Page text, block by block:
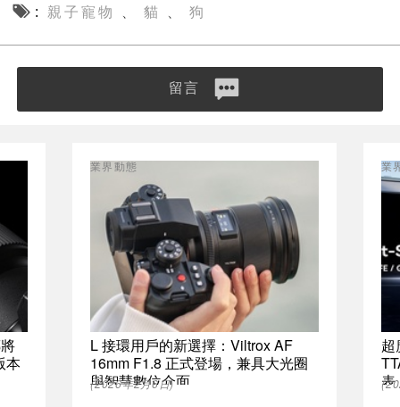
親子寵物 貓 狗
留言
本
L 接環用戶的新選擇：Viltrox AF
16mm F1.8 正式登場，兼具大光圈
與智慧數位介面
業界動態
(2026年2月6日)
超
表
業